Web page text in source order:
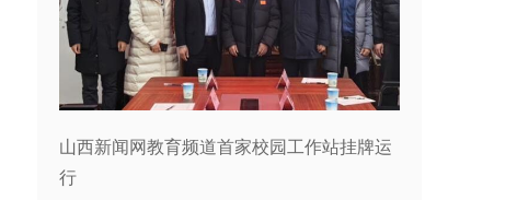
山西新闻网教育频道首家校园工作站挂牌运
行